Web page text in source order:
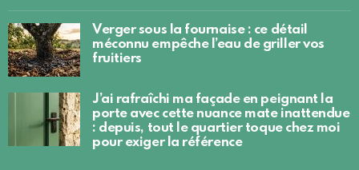
Verger sous la fournaise : ce détail
méconnu empêche l’eau de griller vos
fruitiers
J’ai rafraîchi ma façade en peignant la
porte avec cette nuance mate inattendue
: depuis, tout le quartier toque chez moi
pour exiger la référence